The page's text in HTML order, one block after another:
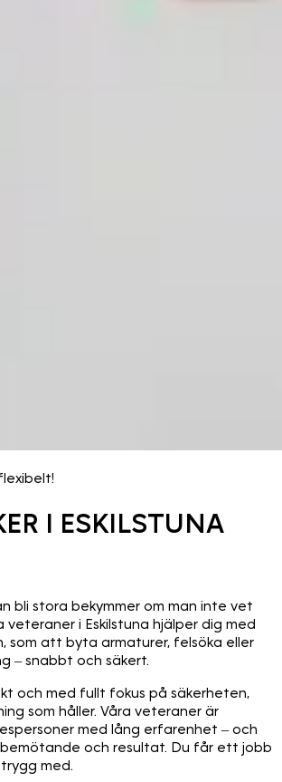
I ESKILSTUNA
bli stora bekymmer om man inte vet
veteraner i Eskilstuna hjälper dig med
som att byta armaturer, felsöka eller
– snabbt och säkert.
och med fullt fokus på säkerheten,
som håller. Våra veteraner är
med lång erfarenhet – och
och resultat. Du får ett jobb
med.